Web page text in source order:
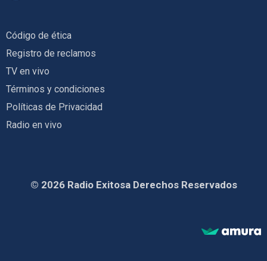
Código de ética
Registro de reclamos
TV en vivo
Términos y condiciones
Políticas de Privacidad
Radio en vivo
© 2026 Radio Exitosa Derechos Reservados